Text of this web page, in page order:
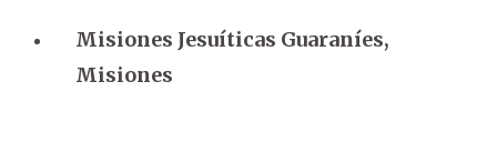
Misiones Jesuíticas Guaraníes,
Misiones